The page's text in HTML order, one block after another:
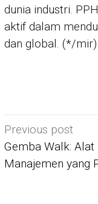
dunia industri.
aktif dalam
dan global. (*/mir)
Post
navigation
Previous post
Gemba Walk: Alat
Manajemen yang